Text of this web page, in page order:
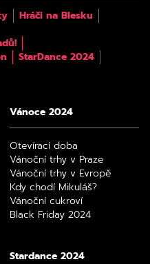
Hráči na Blesku
StarDance 2024
Vánoce 2024
Otevírací doba
Vánoční trhy v Praze
Vánoční trhy v Evropě
Kdy chodí Mikuláš?
Vánoční cukroví
Black Friday 2024
Stardance 2024